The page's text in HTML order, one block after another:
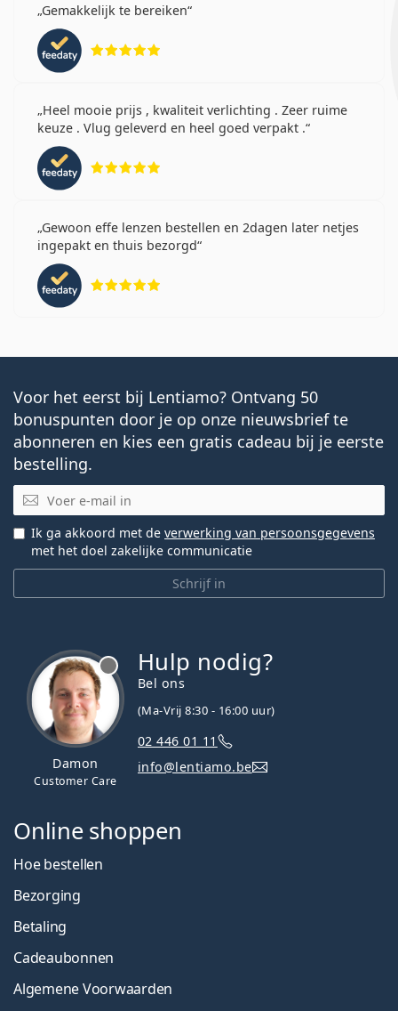
Gemakkelijk te bereiken
Heel mooie prijs , kwaliteit verlichting . Zeer ruime
keuze . Vlug geleverd en heel goed verpakt .
Gewoon effe lenzen bestellen en 2dagen later netjes
ingepakt en thuis bezorgd
Voor het eerst bij Lentiamo? Ontvang 50
bonuspunten door je op onze nieuwsbrief te
abonneren en kies een gratis cadeau bij je eerste
bestelling.
E-mail
Schrijf in
Ik ga akkoord met de verwerking van persoonsgegevens
met het doel zakelijke communicatie
Damon
Customer Care
Hulp nodig?
Bel ons
(Ma-Vrij 8:30 - 16:00 uur)
02 446 01 11
info@lentiamo.be
Online shoppen
Hoe bestellen
Bezorging
Betaling
Cadeaubonnen
Algemene Voorwaarden